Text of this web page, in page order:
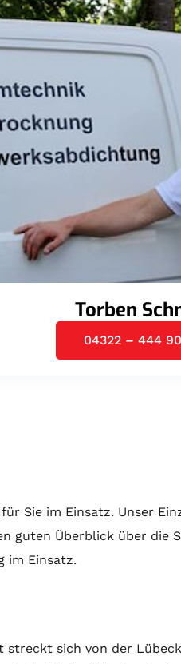
Torben
04322 – 444
Sie im Einsatz. Unser
guten Überblick über die
im Einsatz.
sich von der